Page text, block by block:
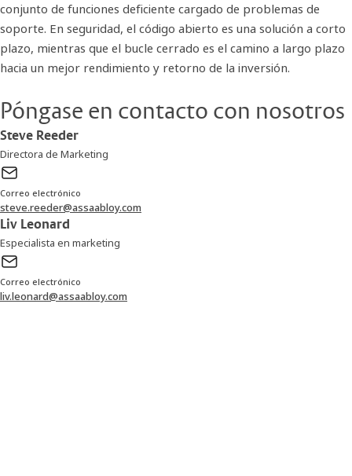
conjunto de funciones deficiente cargado de problemas de
soporte. En seguridad, el código abierto es una solución a corto
plazo, mientras que el bucle cerrado es el camino a largo plazo
hacia un mejor rendimiento y retorno de la inversión.
Póngase en contacto con nosotros
Steve Reeder
Directora de Marketing
Correo electrónico
steve.reeder@assaabloy.com
Liv Leonard
Especialista en marketing
Correo electrónico
liv.leonard@assaabloy.com